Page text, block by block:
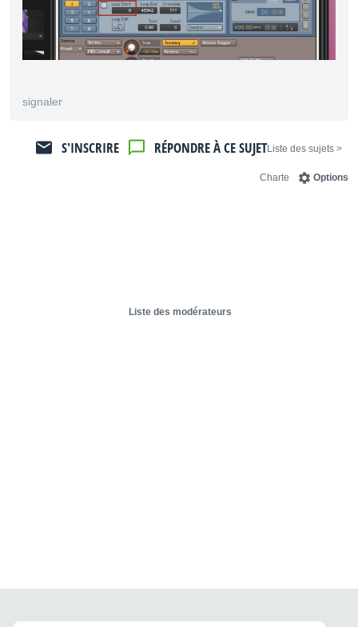
signaler
< Liste des sujets
RÉPONDRE À CE SUJET
S'INSCRIRE
Options
Charte
Liste des modérateurs